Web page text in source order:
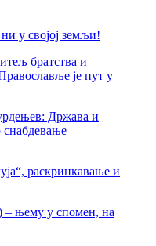
у својој земљи!
братства и
је пут у
Држава и
раскринкавање и
њему у спомен, на